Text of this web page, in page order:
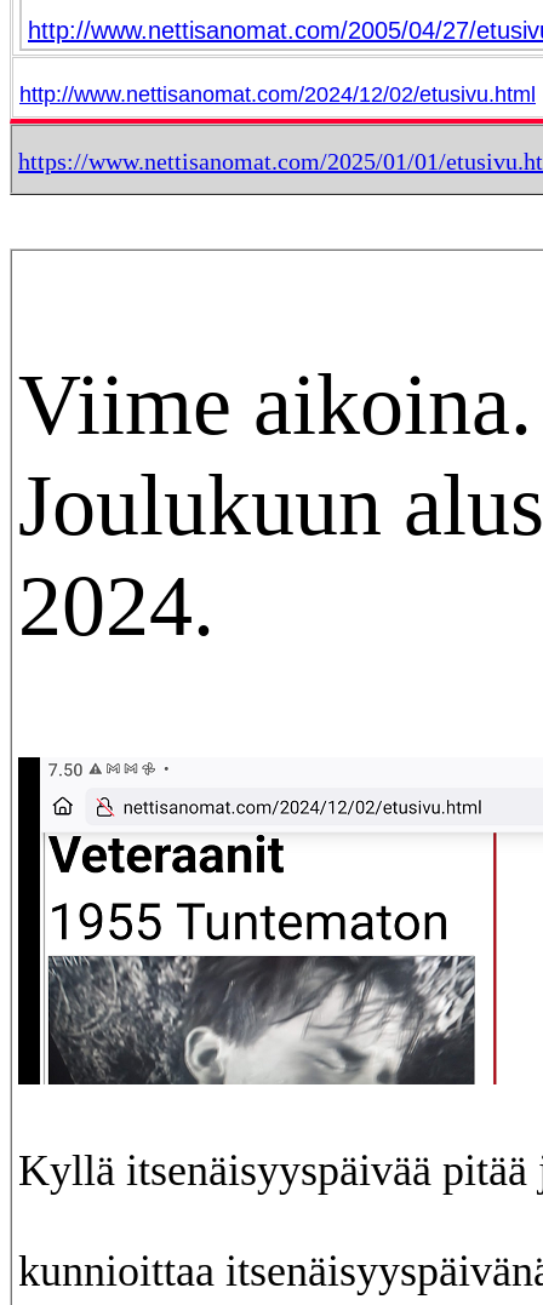
http://www.nettisanomat.com/2005/04/27/
http://www.nettisanomat.com/2024/12/02/etusivu.html
https://www.nettisanomat.com/2025/01/01/
Viime aikoina.
Joulukuun
2024.
Kyllä itsenäisyyspäivää
kunnioittaa